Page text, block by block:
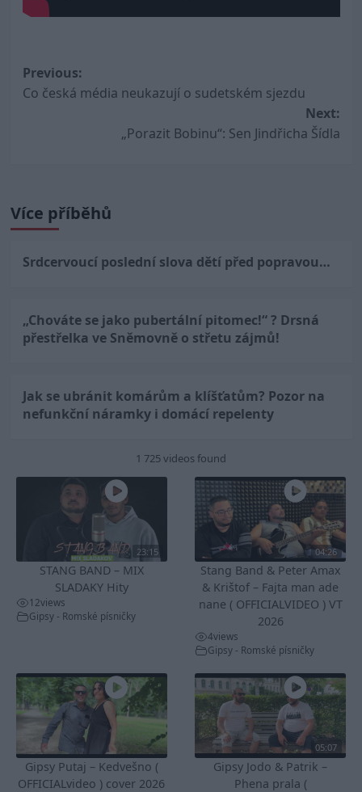
Post
navigation
Previous:
Co česká média neukazují o sudetském sjezdu
Next:
„Porazit Bobinu“: Sen Jindřicha Šídla
Více příběhů
Srdcervoucí poslední slova dětí před popravou…
„Chováte se jako pubertální pitomec!“ ? Drsná
přestřelka ve Sněmovně o střetu zájmů!
Jak se ubránit komárům a klíšťatům? Pozor na
nefunkční náramky i domácí repelenty
1 725 videos found
23:15
STANG BAND – MIX
SLADAKY Hity
12views
Gipsy - Romské písničky
04:26
Stang Band & Peter Amax
& Krištof – Fajta man ade
nane ( OFFICIALVIDEO ) VT
2026
4views
Gipsy - Romské písničky
Gipsy Putaj – Kedvešno (
OFFICIALvideo ) cover 2026
05:07
Gipsy Jodo & Patrik –
Phena prala (